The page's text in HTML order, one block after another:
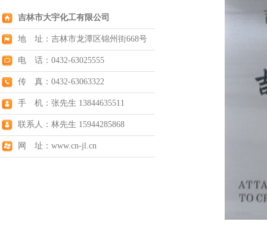
吉林市大宇化工有限公司
地 址：吉林市龙潭区锦州街668号
电 话：0432-63025555
传 真：0432-63063322
手 机：张先生 13844635511
联系人：林先生 15944285868
网 址：www.cn-jl.cn